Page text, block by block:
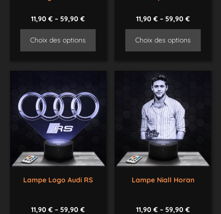
11,90€ –59,90€
Choix des options
11,90 €– 59,90 €
Choix des options
Lampe Logo Audi RS
11,90€ –59,90€
Lampe Niall Horan
11,90 €– 59,90 €